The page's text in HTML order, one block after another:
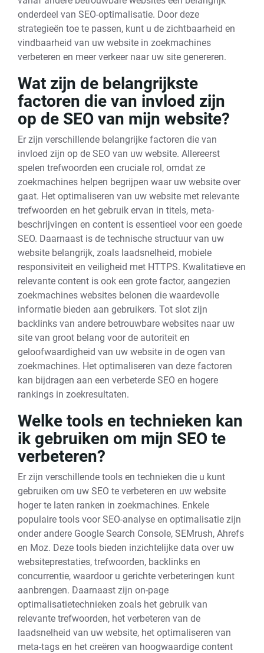
onderdeel van SEO-optimalisatie. Door deze
strategieën toe te passen, kunt u de zichtbaarheid en
vindbaarheid van uw website in zoekmachines
verbeteren en meer verkeer naar uw site genereren.
Wat zijn de belangrijkste
factoren die van invloed zijn
op de SEO van mijn website?
Er zijn verschillende belangrijke factoren die van
invloed zijn op de SEO van uw website. Allereerst
spelen trefwoorden een cruciale rol, omdat ze
zoekmachines helpen begrijpen waar uw website over
gaat. Het optimaliseren van uw website met relevante
trefwoorden en het gebruik ervan in titels, meta-
beschrijvingen en content is essentieel voor een goede
SEO. Daarnaast is de technische structuur van uw
website belangrijk, zoals laadsnelheid, mobiele
responsiviteit en veiligheid met HTTPS. Kwalitatieve en
relevante content is ook een grote factor, aangezien
zoekmachines websites belonen die waardevolle
informatie bieden aan gebruikers. Tot slot zijn
backlinks van andere betrouwbare websites naar uw
site van groot belang voor de autoriteit en
geloofwaardigheid van uw website in de ogen van
zoekmachines. Het optimaliseren van deze factoren
kan bijdragen aan een verbeterde SEO en hogere
rankings in zoekresultaten.
Welke tools en technieken kan
ik gebruiken om mijn SEO te
verbeteren?
Er zijn verschillende tools en technieken die u kunt
gebruiken om uw SEO te verbeteren en uw website
hoger te laten ranken in zoekmachines. Enkele
populaire tools voor SEO-analyse en optimalisatie zijn
onder andere Google Search Console, SEMrush, Ahrefs
en Moz. Deze tools bieden inzichtelijke data over uw
websiteprestaties, trefwoorden, backlinks en
concurrentie, waardoor u gerichte verbeteringen kunt
aanbrengen. Daarnaast zijn on-page
optimalisatietechnieken zoals het gebruik van
relevante trefwoorden, het verbeteren van de
laadsnelheid van uw website, het optimaliseren van
meta-tags en het creëren van hoogwaardige content